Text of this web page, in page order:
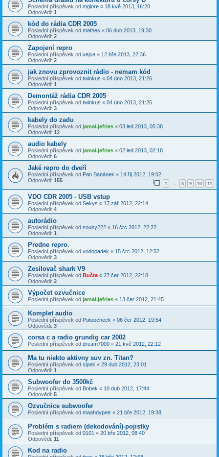
Poslední příspěvek od mglore « 18 kvě 2013, 16:28
Odpovědi: 1
kód do rádia CDR 2005
Poslední příspěvek od mathes « 06 dub 2013, 19:30
Odpovědi: 2
Zapojení repro
Poslední příspěvek od vejce « 12 bře 2013, 22:36
Odpovědi: 2
jak znovu zprovoznit rádio - nemam kód
Poslední příspěvek od twinkus « 04 úno 2013, 21:26
Odpovědi: 1
Demontáž rádia CDR 2005
Poslední příspěvek od twinkus « 04 úno 2013, 21:25
Odpovědi: 3
kabely do zadu
Poslední příspěvek od jamal.jefries « 03 led 2013, 05:38
Odpovědi: 12
audio kabely
Poslední příspěvek od jamal.jefries « 02 led 2013, 02:18
Odpovědi: 6
Jaké repro do dveří
Poslední příspěvek od Pan Banánek « 14 říj 2012, 19:02
Odpovědi: 155 1 … 8 9 10 11
VDO CDR 2005 - USB vstup
Poslední příspěvek od Sekys « 17 zář 2012, 22:14
Odpovědi: 4
autorádio
Poslední příspěvek od souky222 « 16 črc 2012, 22:22
Odpovědi: 1
Predne repro.
Poslední příspěvek od vodopadek « 15 črc 2012, 12:52
Odpovědi: 3
Zesilovač shark V9
Poslední příspěvek od Bučta « 27 čer 2012, 22:18
Odpovědi: 2
Výpočet ozvučnice
Poslední příspěvek od jamal.jefries « 13 čer 2012, 21:45
Komplet audio
Poslední příspěvek od Potoocheck « 06 čer 2012, 19:54
Odpovědi: 3
corsa c a radio grundig car 2002
Poslední příspěvek od dream7000 « 21 kvě 2012, 22:12
Ma tu niekto aktivny suv zn. Titan?
Poslední příspěvek od sipek « 29 dub 2012, 23:01
Odpovědi: 1
Subwoofer do 3500kč
Poslední příspěvek od Bobek « 10 dub 2012, 17:44
Odpovědi: 5
Ozvučnice subwoofer
Poslední příspěvek od maahdypetr « 21 bře 2012, 19:38
Problém s radiem (dekodování)-pojistky
Poslední příspěvek od 0101 « 20 bře 2012, 08:40
Odpovědi: 11
Kod na radio